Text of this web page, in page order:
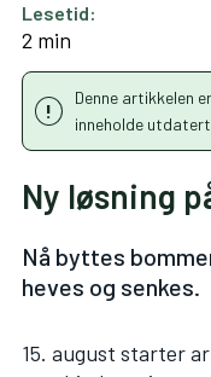
Lesetid:
2 min
Denne artikkelen
inneholde
Ny løsning
Nå byttes
heves og senkes.
15. august starter